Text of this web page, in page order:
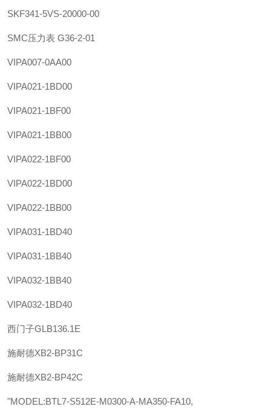
SKF341-5VS-20000-00
SMC压力表 G36-2-01
VIPA007-0AA00
VIPA021-1BD00
VIPA021-1BF00
VIPA021-1BB00
VIPA022-1BF00
VIPA022-1BD00
VIPA022-1BB00
VIPA031-1BD40
VIPA031-1BB40
VIPA032-1BB40
VIPA032-1BD40
西门子GLB136.1E
施耐德XB2-BP31C
施耐德XB2-BP42C
"MODEL:BTL7-S512E-M0300-A-MA350-FA10,